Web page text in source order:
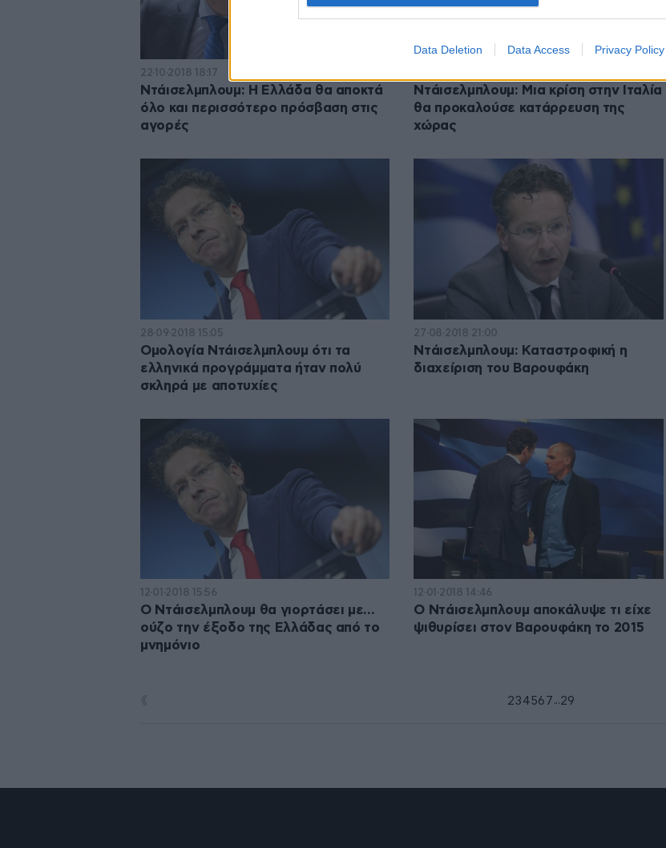
Data Deletion Data Access Privacy Policy
22·10·2018 18:17
Ντάισελμπλουμ: Η Ελλάδα θα αποκτά
όλο και περισσότερο πρόσβαση στις
αγορές
Ντάισελμπλουμ: Μια κρίση στην Ιταλία
θα προκαλούσε κατάρρευση της
χώρας
28·09·2018 15:05
Ομολογία Ντάισελμπλουμ ότι τα
ελληνικά προγράμματα ήταν πολύ
σκληρά με αποτυχίες
27·08·2018 21:00
Ντάισελμπλουμ: Καταστροφική η
διαχείριση του Βαρουφάκη
12·01·2018 15:56
Ο Ντάισελμπλουμ θα γιορτάσει με…
ούζο την έξοδο της Ελλάδας από το
μνημόνιο
12·01·2018 14:46
Ο Ντάισελμπλουμ αποκάλυψε τι είχε
ψιθυρίσει στον Βαρουφάκη το 2015
23 4 56 7 ...29